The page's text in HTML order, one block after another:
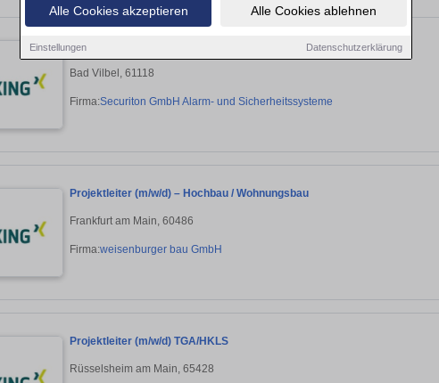
Alle Cookies akzeptieren Alle Cookies ablehnen
Einstellungen Datenschutzerklärung
Bau- oder Projektleiter (m/w/d) Sicherheitstechnik – Frankfurt
Bad Vilbel, 61118
Firma:Securiton GmbH Alarm- und Sicherheitssysteme
Projektleiter (m/w/d) – Hochbau / Wohnungsbau
Frankfurt am Main, 60486
Firma:weisenburger bau GmbH
Projektleiter (m/w/d) TGA/HKLS
Rüsselsheim am Main, 65428